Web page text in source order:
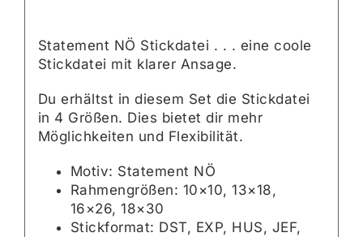
Statement NÖ Stickdatei . . . eine coole
Stickdatei mit klarer Ansage.
Du erhältst in diesem Set die Stickdatei
in 4 Größen. Dies bietet dir mehr
Möglichkeiten und Flexibilität.
Motiv: Statement NÖ
Rahmengrößen: 10×10, 13×18,
16×26, 18×30
Stickformat: DST, EXP, HUS, JEF,